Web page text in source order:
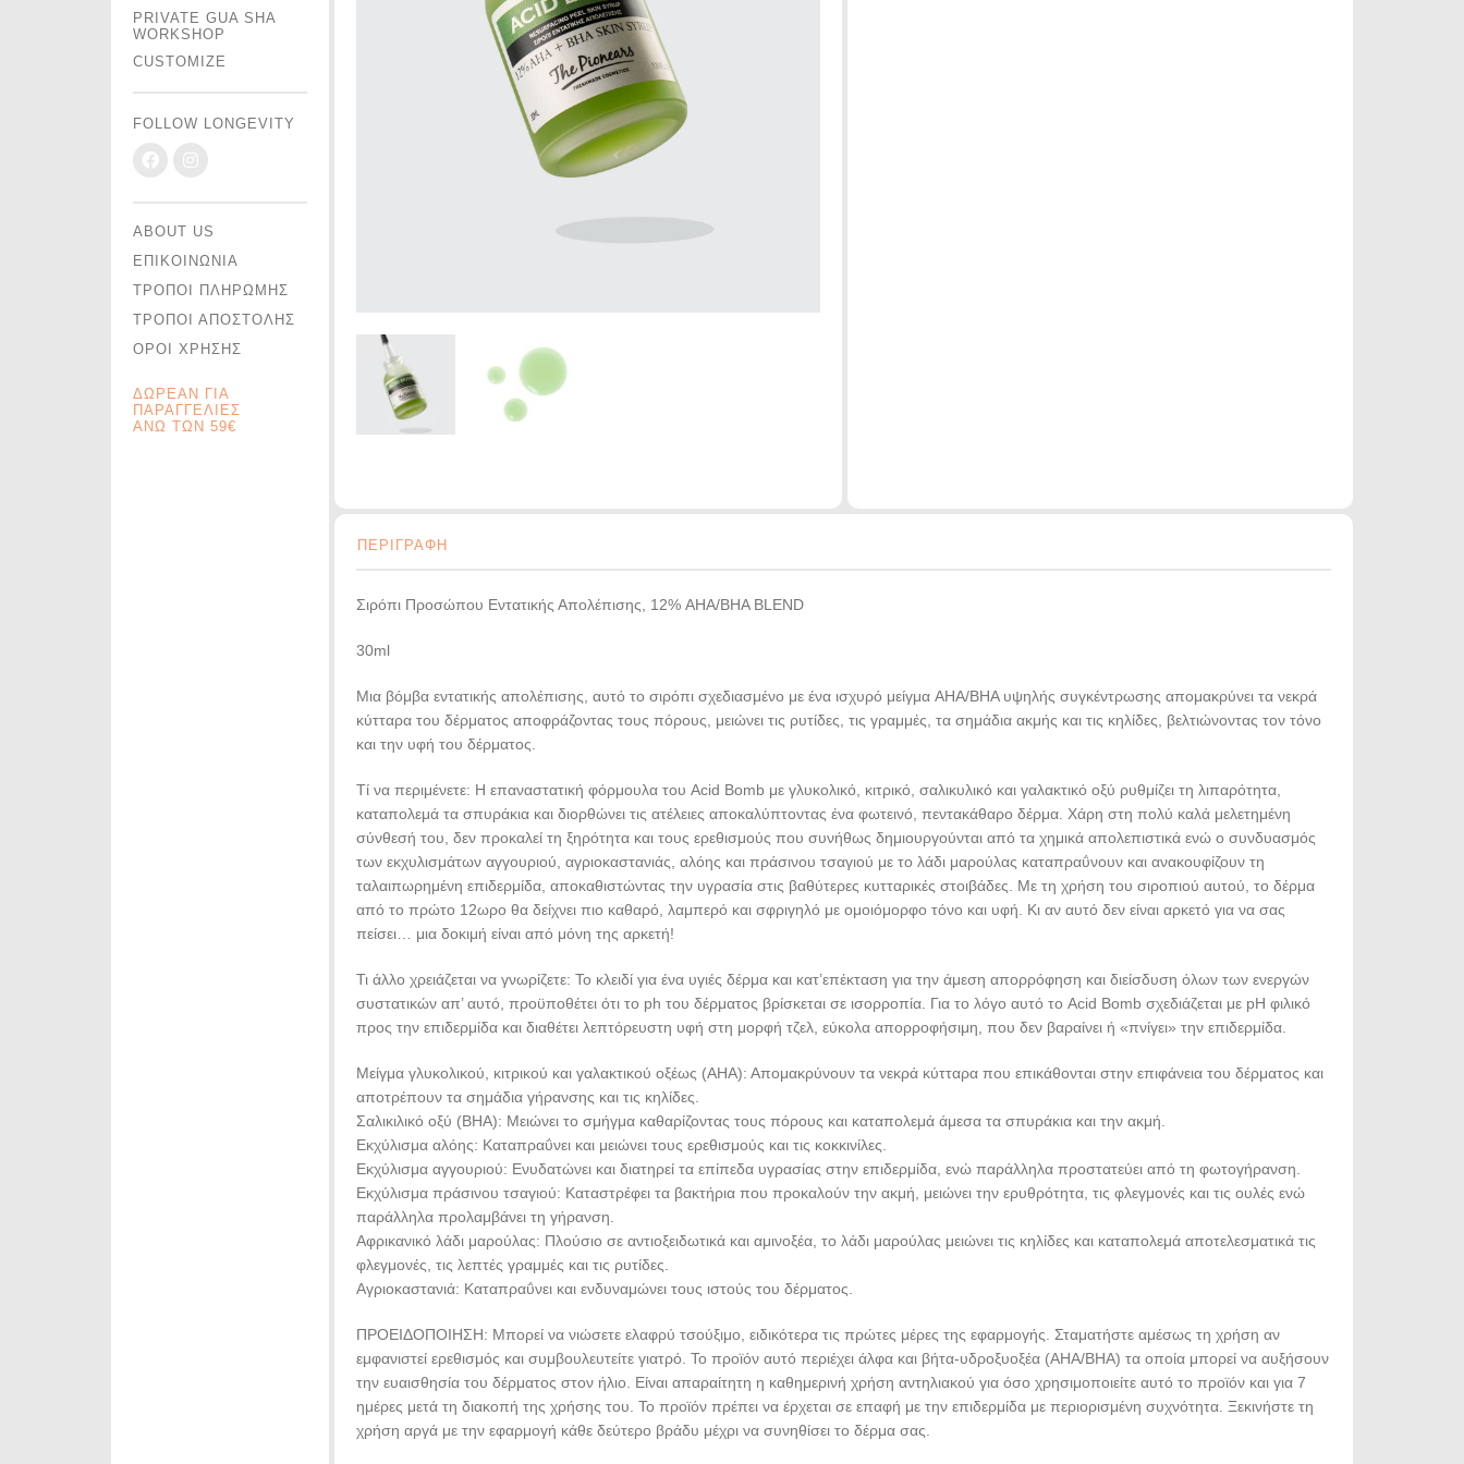
PRIVATE GUA SHA
WORKSHOP
CUSTOMIZE
FOLLOW LONGEVITY
ABOUT US
ΕΠΙΚΟΙΝΩΝΙΑ
ΤΡΟΠΟΙ ΠΛΗΡΩΜΗΣ
ΤΡΟΠΟΙ ΑΠΟΣΤΟΛΗΣ
ΟΡΟΙ ΧΡΗΣΗΣ
ΔΩΡΕΑΝ ΓΙΑ
ΠΑΡΑΓΓΕΛΙΕΣ
ΑΝΩ ΤΩΝ 59€
ΠΕΡΙΓΡΑΦΗ
Σιρόπι Προσώπου Εντατικής Απολέπισης, 12% AHA/BHA BLEND
30ml
Μια βόμβα εντατικής απολέπισης, αυτό το σιρόπι σχεδιασμένο με ένα ισχυρό μείγμα AHA/BHA υψηλής συγκέντρωσης απομακρύνει τα νεκρά
κύτταρα του δέρματος αποφράζοντας τους πόρους, μειώνει τις ρυτίδες, τις γραμμές, τα σημάδια ακμής και τις κηλίδες, βελτιώνοντας τον τόνο
και την υφή του δέρματος.
Τί να περιμένετε: Η επαναστατική φόρμουλα του Acid Bomb με γλυκολικό, κιτρικό, σαλικυλικό και γαλακτικό οξύ ρυθμίζει τη λιπαρότητα,
καταπολεμά τα σπυράκια και διορθώνει τις ατέλειες αποκαλύπτοντας ένα φωτεινό, πεντακάθαρο δέρμα. Χάρη στη πολύ καλά μελετημένη
σύνθεσή του, δεν προκαλεί τη ξηρότητα και τους ερεθισμούς που συνήθως δημιουργούνται από τα χημικά απολεπιστικά ενώ ο συνδυασμός
των εκχυλισμάτων αγγουριού, αγριοκαστανιάς, αλόης και πράσινου τσαγιού με το λάδι μαρούλας καταπραΰνουν και ανακουφίζουν τη
ταλαιπωρημένη επιδερμίδα, αποκαθιστώντας την υγρασία στις βαθύτερες κυτταρικές στοιβάδες. Με τη χρήση του σιροπιού αυτού, το δέρμα
από το πρώτο 12ωρο θα δείχνει πιο καθαρό, λαμπερό και σφριγηλό με ομοιόμορφο τόνο και υφή. Κι αν αυτό δεν είναι αρκετό για να σας
πείσει… μια δοκιμή είναι από μόνη της αρκετή!
Τι άλλο χρειάζεται να γνωρίζετε: Το κλειδί για ένα υγιές δέρμα και κατ’επέκταση για την άμεση απορρόφηση και διείσδυση όλων των ενεργών
συστατικών απ’ αυτό, προϋποθέτει ότι το ph του δέρματος βρίσκεται σε ισορροπία. Για το λόγο αυτό το Acid Bomb σχεδιάζεται με pH φιλικό
προς την επιδερμίδα και διαθέτει λεπτόρευστη υφή στη μορφή τζελ, εύκολα απορροφήσιμη, που δεν βαραίνει ή «πνίγει» την επιδερμίδα.
Μείγμα γλυκολικού, κιτρικού και γαλακτικού οξέως (AHA): Απομακρύνουν τα νεκρά κύτταρα που επικάθονται στην επιφάνεια του δέρματος και
αποτρέπουν τα σημάδια γήρανσης και τις κηλίδες.
Σαλικιλικό οξύ (BHA): Μειώνει το σμήγμα καθαρίζοντας τους πόρους και καταπολεμά άμεσα τα σπυράκια και την ακμή.
Εκχύλισμα αλόης: Kαταπραΰνει και μειώνει τους ερεθισμούς και τις κοκκινίλες.
Εκχύλισμα αγγουριού: Ενυδατώνει και διατηρεί τα επίπεδα υγρασίας στην επιδερμίδα, ενώ παράλληλα προστατεύει από τη φωτογήρανση.
Εκχύλισμα πράσινου τσαγιού: Καταστρέφει τα βακτήρια που προκαλούν την ακμή, μειώνει την ερυθρότητα, τις φλεγμονές και τις ουλές ενώ
παράλληλα προλαμβάνει τη γήρανση.
Αφρικανικό λάδι μαρούλας: Πλούσιο σε αντιοξειδωτικά και αμινοξέα, το λάδι μαρούλας μειώνει τις κηλίδες και καταπολεμά αποτελεσματικά τις
φλεγμονές, τις λεπτές γραμμές και τις ρυτίδες.
Αγριοκαστανιά: Kαταπραΰνει και ενδυναμώνει τους ιστούς του δέρματος.
ΠΡΟΕΙΔΟΠΟΙΗΣΗ: Μπορεί να νιώσετε ελαφρύ τσούξιμο, ειδικότερα τις πρώτες μέρες της εφαρμογής. Σταματήστε αμέσως τη χρήση αν
εμφανιστεί ερεθισμός και συμβουλευτείτε γιατρό. Το προϊόν αυτό περιέχει άλφα και βήτα-υδροξυοξέα (AHA/BHA) τα οποία μπορεί να αυξήσουν
την ευαισθησία του δέρματος στον ήλιο. Είναι απαραίτητη η καθημερινή χρήση αντηλιακού για όσο χρησιμοποιείτε αυτό το προϊόν και για 7
ημέρες μετά τη διακοπή της χρήσης του. Το προϊόν πρέπει να έρχεται σε επαφή με την επιδερμίδα με περιορισμένη συχνότητα. Ξεκινήστε τη
χρήση αργά με την εφαρμογή κάθε δεύτερο βράδυ μέχρι να συνηθίσει το δέρμα σας.